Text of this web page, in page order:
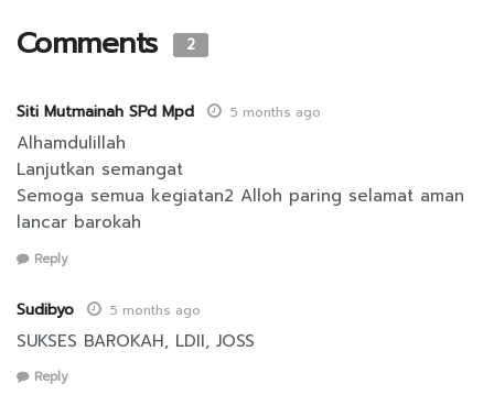
Comments 2
Siti Mutmainah SPd Mpd 5 months ago
Alhamdulillah
Lanjutkan semangat
Semoga semua kegiatan2 Alloh paring selamat aman
lancar barokah
Reply
Sudibyo 5 months ago
SUKSES BAROKAH, LDII, JOSS
Reply